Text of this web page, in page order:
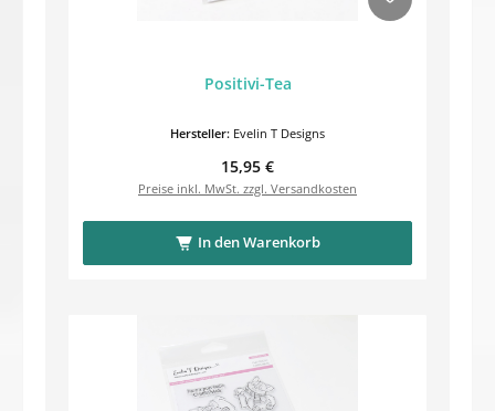
Positivi-Tea
Hersteller: Evelin T Designs
Regulärer Preis:
15,95 €
Preise inkl. MwSt. zzgl. Versandkosten
In den Warenkorb